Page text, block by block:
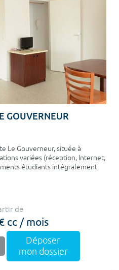
GOUVERNEUR
Le Gouverneur, située à
variées (réception, Internet,
étudiants intégralement
de
cc / mois
Déposer
mon dossier